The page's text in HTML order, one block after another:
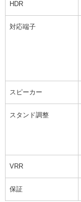
HDR
対応端子
スピーカー
スタンド調整
VRR
保証